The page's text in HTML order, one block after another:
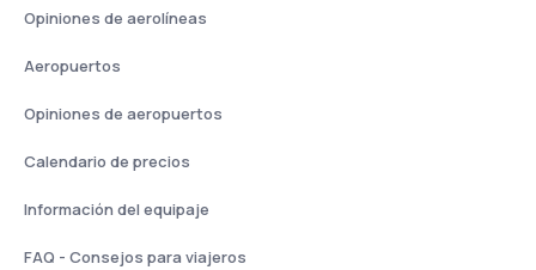
Opiniones de aerolíneas
Aeropuertos
Opiniones de aeropuertos
Calendario de precios
Información del equipaje
FAQ - Consejos para viajeros